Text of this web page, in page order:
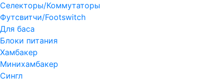
Селекторы/Коммутаторы
Футсвитчи/Footswitch
Для баса
Блоки питания
Хамбакер
Минихамбакер
Сингл